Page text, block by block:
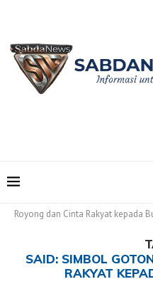
Royong dan Cinta Rakyat kepada
SAID: SIMBOL
RAKYAT